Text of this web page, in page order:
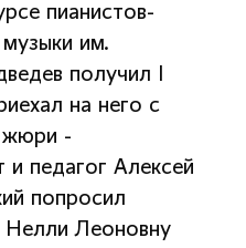
пианистов-
им.
получил I
на него с
жюри -
и педагог Алексей
попросил
Нелли Леоновну